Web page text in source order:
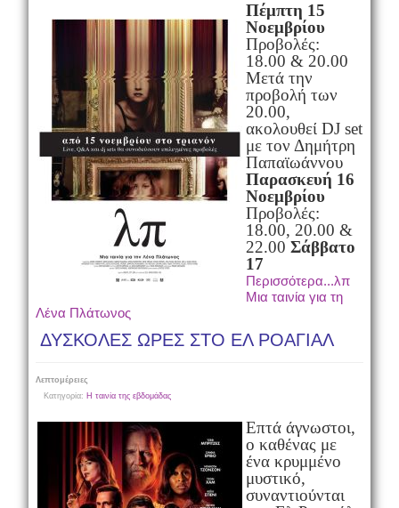
Πέμπτη 15
Νοεμβρίου
Προβολές:
18.00 & 20.00
Μετά την
προβολή των
20.00,
ακολουθεί DJ set
με τον Δημήτρη
Παπαϊωάννου
Παρασκευή 16
Νοεμβρίου
Προβολές:
18.00, 20.00 &
22.00 Σάββατο
17
Περισσότερα...λπ
Μια ταινία για τη
Λένα Πλάτωνος
ΔΥΣΚΟΛΕΣ ΩΡΕΣ ΣΤΟ ΕΛ ΡΟΑΓΙΑΛ
Λεπτομέρειες
Κατηγορία: Η ταινία της εβδομάδας
Επτά άγνωστοι,
ο καθένας με
ένα κρυμμένο
μυστικό,
συναντιούνται